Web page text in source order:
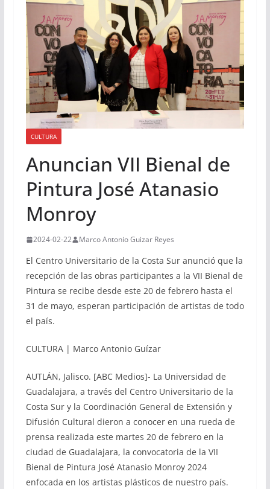
CULTURA
Anuncian VII Bienal de
Pintura José Atanasio
Monroy
2024-02-22 Marco Antonio Guizar Reyes
El Centro Universitario de la Costa Sur anunció que la
recepción de las obras participantes a la VII Bienal de
Pintura se recibe desde este 20 de febrero hasta el
31 de mayo, esperan participación de artistas de todo
el país.
CULTURA | Marco Antonio Guízar
AUTLÁN, Jalisco. [ABC Medios]- La Universidad de
Guadalajara, a través del Centro Universitario de la
Costa Sur y la Coordinación General de Extensión y
Difusión Cultural dieron a conocer en una rueda de
prensa realizada este martes 20 de febrero en la
ciudad de Guadalajara, la convocatoria de la VII
Bienal de Pintura José Atanasio Monroy 2024
enfocada en los artistas plásticos de nuestro país.